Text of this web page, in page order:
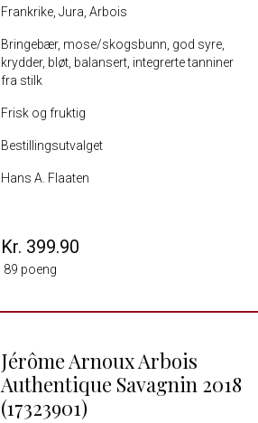
Frankrike, Jura, Arbois
Bringebær, mose/skogsbunn, god syre,
krydder, bløt, balansert, integrerte tanniner
fra stilk
Frisk og fruktig
Bestillingsutvalget
Hans A. Flaaten
Kr. 399.90
89 poeng
Jérôme Arnoux Arbois
Authentique Savagnin 2018
(17323901)